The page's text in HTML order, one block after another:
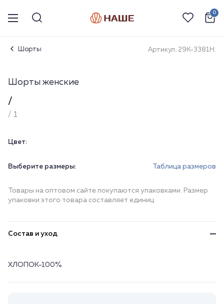
0
Шорты Артикул: 29К-3381Н.
Шорты женские
/
/ 1
Цвет:
Выберите размеры: Таблица размеров
Товары на оптовом сайте покупаются упаковками. Размер
упаковки этого товара составляет единиц
Состав и уход
ХЛОПОК-100%